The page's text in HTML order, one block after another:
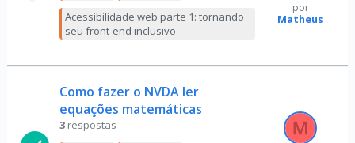
Acessibilidade web parte 1: tornando
seu front-end inclusivo
por
Matheus
Como fazer o NVDA ler
equações matemáticas
3 respostas